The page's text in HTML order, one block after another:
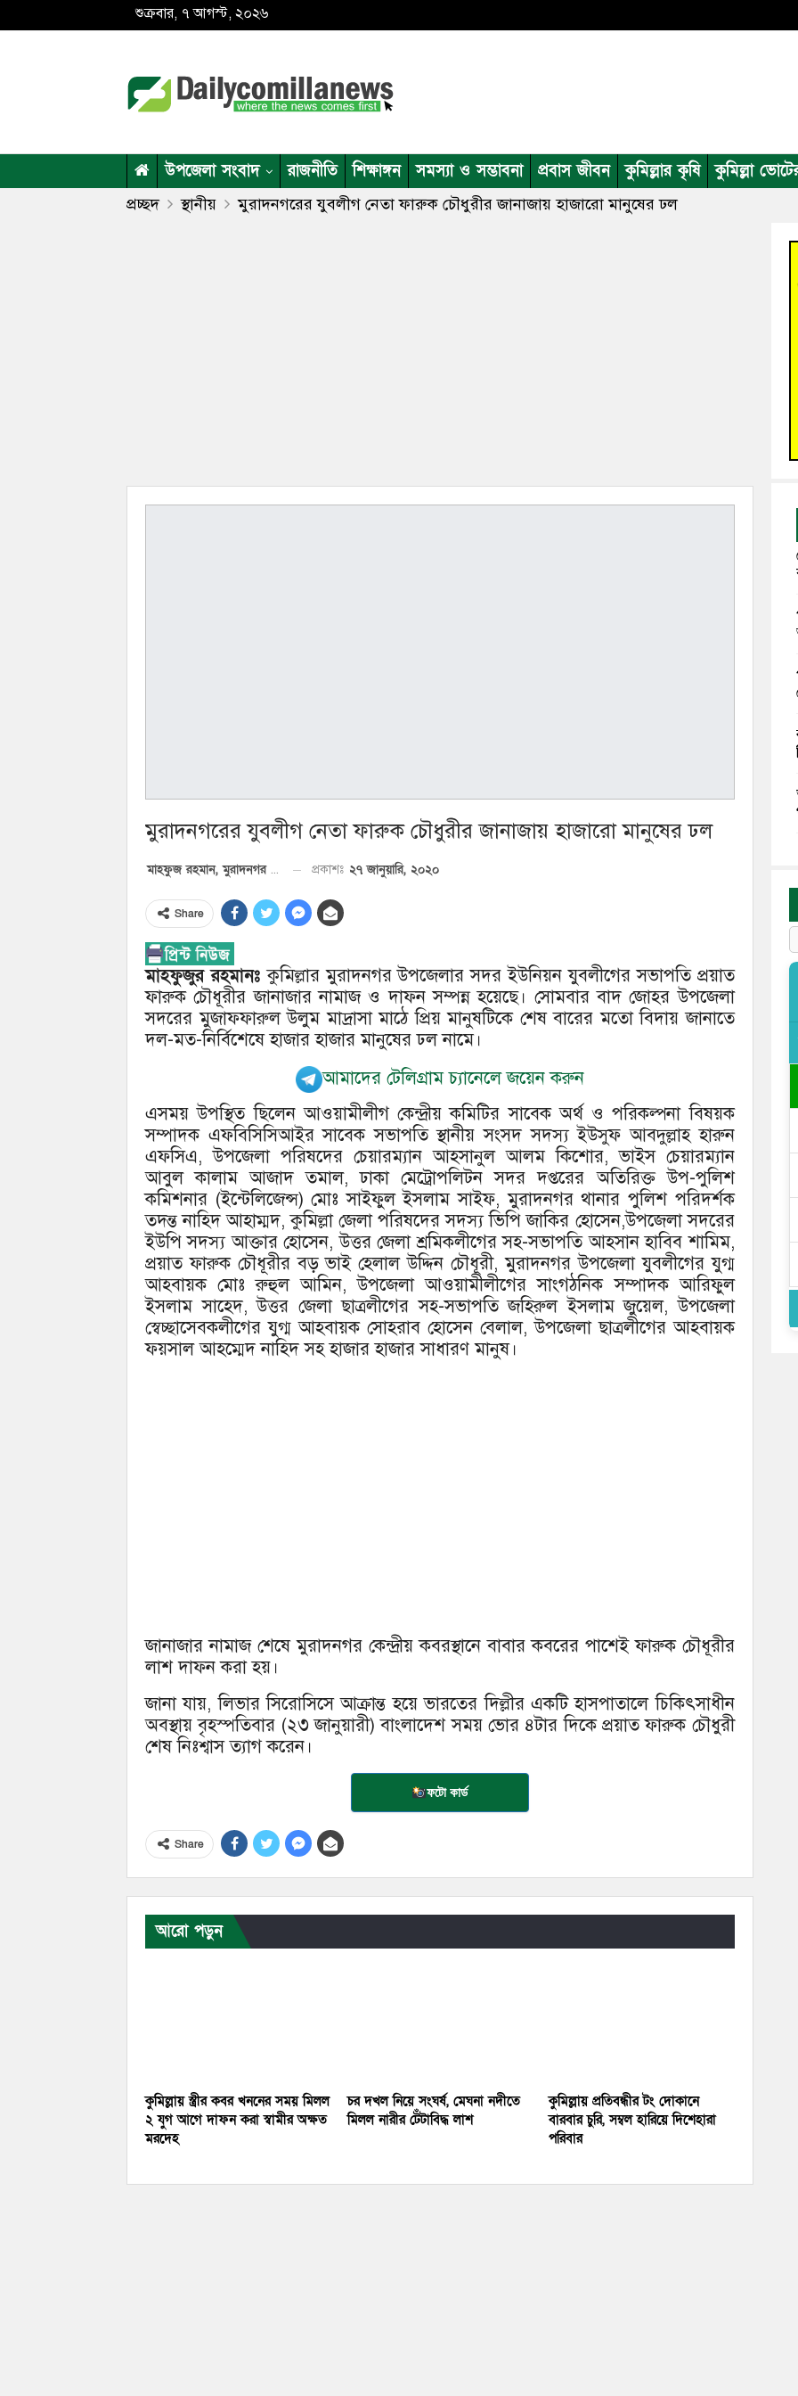
শুক্রবার, ৭ আগস্ট, ২০২৬
উপজেলা সংবাদ রাজনীতি শিক্ষাঙ্গন সমস্যা ও সম্ভাবনা প্রবাস জীবন কুমিল্লার কৃষি কুমিল্লা
প্রচ্ছদ স্থানীয় মুরাদনগরের যুবলীগ নেতা ফারুক চৌধুরীর জানাজায় হাজারো মানুষের ঢল
মুরাদনগরের যুবলীগ নেতা ফারুক চৌধুরীর জানাজায় হাজারো মানুষের ঢল
মাহফুজ রহমান, মুরাদনগর প্রতিনিধি প্রকাশঃ ২৭ জানুয়ারি, ২০২০
Share
মাহফুজুর রহমানঃকুমিল্লার মুরাদনগর উপজেলার সদর ইউনিয়ন যুবলীগের সভাপতি প্রয়াত
ফারুক চৌধূরীর জানাজার নামাজ ও দাফন সম্পন্ন হয়েছে। সোমবার বাদ জোহর উপজেলা
সদরের মুজাফফারুল উলুম মাদ্রাসা মাঠে প্রিয় মানুষটিকে শেষ বারের মতো বিদায় জানাতে
দল-মত-নির্বিশেষে হাজার হাজার মানুষের ঢল নামে।
আমাদের টেলিগ্রাম চ্যানেলে জয়েন করুন
এসময় উপস্থিত ছিলেন আওয়ামীলীগ কেন্দ্রীয় কমিটির সাবেক অর্থ ও পরিকল্পনা বিষয়ক
সম্পাদক এফবিসিসিআইর সাবেক সভাপতি স্থানীয় সংসদ সদস্য ইউসুফ আবদুল্লাহ হারুন
এফসিএ, উপজেলা পরিষদের চেয়ারম্যান আহসানুল আলম কিশোর, ভাইস চেয়ারম্যান
আবুল কালাম আজাদ তমাল, ঢাকা মেট্রোপলিটন সদর দপ্তরের অতিরিক্ত উপ-পুলিশ
কমিশনার (ইন্টেলিজেন্স) মোঃ সাইফুল ইসলাম সাইফ, মুরাদনগর থানার পুলিশ পরিদর্শক
তদন্ত নাহিদ আহাম্মদ, কুমিল্লা জেলা পরিষদের সদস্য ভিপি জাকির হোসেন,উপজেলা সদরের
ইউপি সদস্য আক্তার হোসেন, উত্তর জেলা শ্রমিকলীগের সহ-সভাপতি আহসান হাবিব শামিম,
প্রয়াত ফারুক চৌধূরীর বড় ভাই হেলাল উদ্দিন চৌধূরী, মুরাদনগর উপজেলা যুবলীগের যুগ্ম
আহবায়ক মোঃ রুহুল আমিন, উপজেলা আওয়ামীলীগের সাংগঠনিক সম্পাদক আরিফুল
ইসলাম সাহেদ, উত্তর জেলা ছাত্রলীগের সহ-সভাপতি জহিরুল ইসলাম জুয়েল, উপজেলা
স্বেচ্ছাসেবকলীগের যুগ্ম আহবায়ক সোহরাব হোসেন বেলাল, উপজেলা ছাত্রলীগের আহবায়ক
ফয়সাল আহম্মেদ নাহিদ সহ হাজার হাজার সাধারণ মানুষ।
জানাজার নামাজ শেষে মুরাদনগর কেন্দ্রীয় কবরস্থানে বাবার কবরের পাশেই ফারুক চৌধূরীর
লাশ দাফন করা হয়।
জানা যায়, লিভার সিরোসিসে আক্রান্ত হয়ে ভারতের দিল্লীর একটি হাসপাতালে চিকিৎসাধীন
অবস্থায় বৃহস্পতিবার (২৩ জানুয়ারী) বাংলাদেশ সময় ভোর ৪টার দিকে প্রয়াত ফারুক চৌধুরী
শেষ নিঃশ্বাস ত্যাগ করেন।
ফটো কার্ড
Share
আরো পড়ুন
কুমিল্লায় স্ত্রীর কবর খননের সময় মিলল
২ যুগ আগে দাফন করা স্বামীর অক্ষত
মরদেহ
চর দখল নিয়ে সংঘর্ষ, মেঘনা নদীতে
মিলল নারীর টেঁটাবিদ্ধ লাশ
কুমিল্লায় প্রতিবন্ধীর টং দোকানে
বারবার চুরি, সম্বল হারিয়ে দিশেহারা
পরিবার